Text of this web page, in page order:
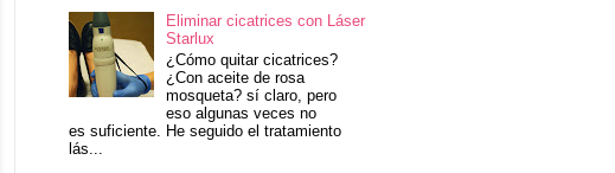
Eliminar cicatrices con Láser
Starlux
¿Cómo quitar cicatrices?
¿Con aceite de rosa
mosqueta? sí claro, pero
eso algunas veces no
es suficiente. He seguido el tratamiento
lás...